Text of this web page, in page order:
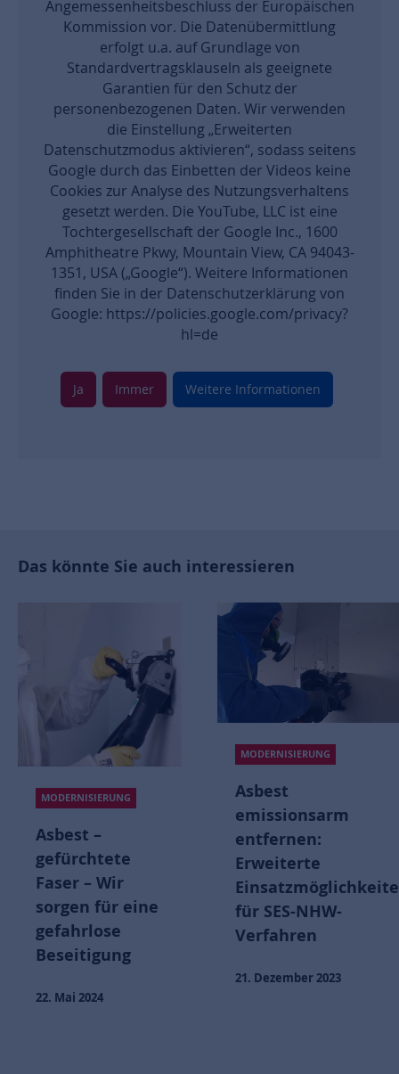
Angemessenheitsbeschluss der Europäischen
Kommission vor. Die Datenübermittlung
erfolgt u.a. auf Grundlage von
Standardvertragsklauseln als geeignete
Garantien für den Schutz der
personenbezogenen Daten. Wir verwenden
die Einstellung „Erweiterten
Datenschutzmodus aktivieren“, sodass seitens
Google durch das Einbetten der Videos keine
Cookies zur Analyse des Nutzungsverhaltens
gesetzt werden. Die YouTube, LLC ist eine
Tochtergesellschaft der Google Inc., 1600
Amphitheatre Pkwy, Mountain View, CA 94043-
1351, USA („Google“). Weitere Informationen
finden Sie in der Datenschutzerklärung von
Google: https://policies.google.com/privacy?
hl=de
Ja Immer Weitere Informationen
Das könnte Sie auch interessieren
MODERNISIERUNG
Asbest –
gefürchtete
Faser – Wir
sorgen für eine
gefahrlose
Beseitigung
22. Mai 2024
MODERNISIERUNG
Asbest
emissionsarm
entfernen:
Erweiterte
für SES-NHW-
Verfahren
21. Dezember 2023